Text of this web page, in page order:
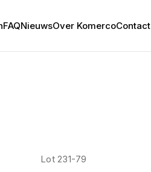
FAQNieuwsOver KomercoContact
Lot 231-79